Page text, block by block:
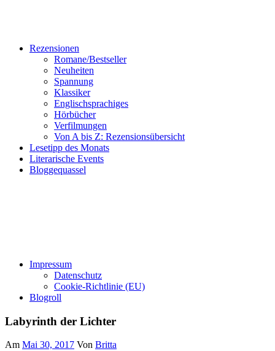
Rezensionen
Romane/Bestseller
Neuheiten
Spannung
Klassiker
Englischsprachiges
Hörbücher
Verfilmungen
Von A bis Z: Rezensionsübersicht
Lesetipp des Monats
Literarische Events
Bloggequassel
Impressum
Datenschutz
Cookie-Richtlinie (EU)
Blogroll
Labyrinth der Lichter
Am Mai 30, 2017 Von Britta